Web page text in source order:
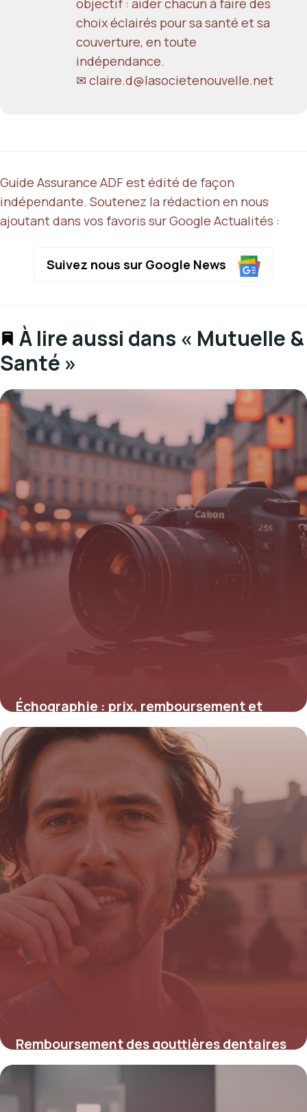
objectif : aider chacun à faire des
choix éclairés pour sa santé et sa
couverture, en toute
indépendance.
✉ claire.d@lasocietenouvelle.net
Guide Assurance ADF est édité de façon
indépendante. Soutenez la rédaction en nous
ajoutant dans vos favoris sur Google Actualités :
Suivez nous sur Google News
À lire aussi dans « Mutuelle &
Santé »
Échographie : prix, remboursement et
conseils pour réduire les coûts
15 juin 2026
Remboursement des gouttières dentaires
pour adultes : ce que vous devez savoir